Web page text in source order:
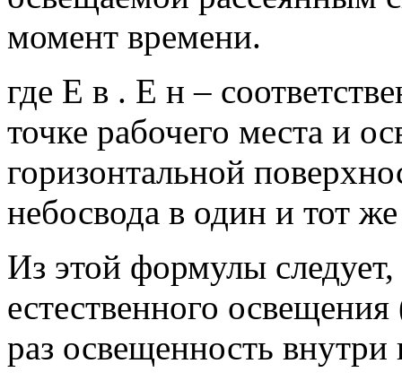
момент времени.
где Е в . Е н –
точке рабочего места и
горизонтальной
небосвода в один и тот
Из этой формулы
естественного освещения
раз освещенность